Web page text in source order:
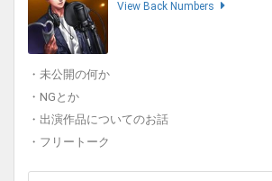
View Back Numbers
・未公開の何か
・NGとか
・出演作品についてのお話
・フリートーク